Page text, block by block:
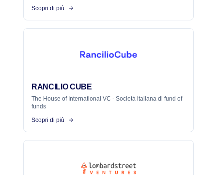
Scopri di più
RANCILIO CUBE
The House of International VC - Società italiana di fund of
funds
Scopri di più